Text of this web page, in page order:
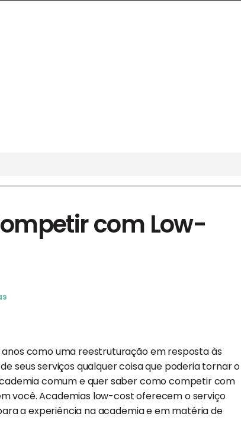
com Low-
como uma reestruturação em resposta às
seus serviços qualquer coisa que poderia tornar o
comum e quer saber como competir com
você. Academias low-cost oferecem o serviço
a experiência na academia e em matéria de